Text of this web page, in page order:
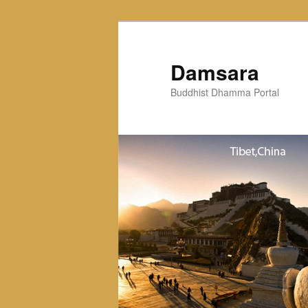
Damsara
Buddhist Dhamma Portal